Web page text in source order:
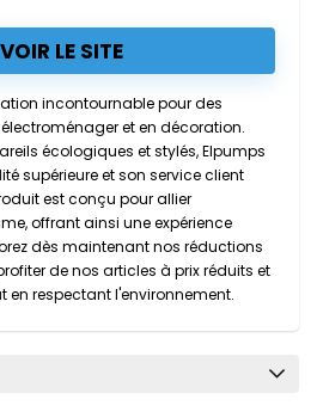
LE SITE
incontournable pour des
et en décoration.
écologiques et stylés, Elpumps
supérieure et son service client
est conçu pour allier
offrant ainsi une expérience
dès maintenant nos réductions
de nos articles à prix réduits et
en respectant l'environnement.